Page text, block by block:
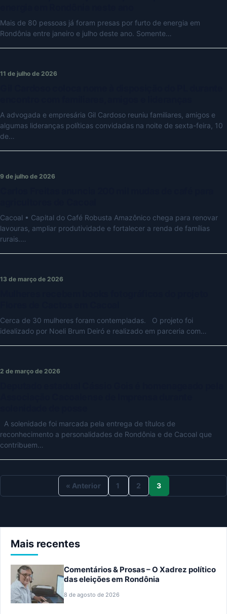
Mais de 80 pessoas já foram presas por furto de energia em
Rondônia entre janeiro e julho deste ano. Somente…
11 de julho de 2026
A advogada e empresária Gil Cardoso reuniu familiares, amigos e
algumas lideranças políticas convidadas na noite de sexta-feira, 10
de…
9 de julho de 2026
Cacoal • Capital do Café Robusta Amazônico chega para renovar
lavouras, ampliar produtividade e fortalecer a renda de famílias
rurais.…
13 de março de 2026
Cerca de 30 mulheres foram contempladas. O projeto foi
idealizado por Noeli Brum Deiró e realizado em parceria com…
2 de março de 2026
A solenidade foi marcada pela entrega de títulos de
reconhecimento a personalidades de Rondônia e de Cacoal que
contribuem…
« Anterior 1 2 3
Mais recentes
Comentários & Prosas – O Xadrez político
das eleições em Rondônia
8 de agosto de 2026